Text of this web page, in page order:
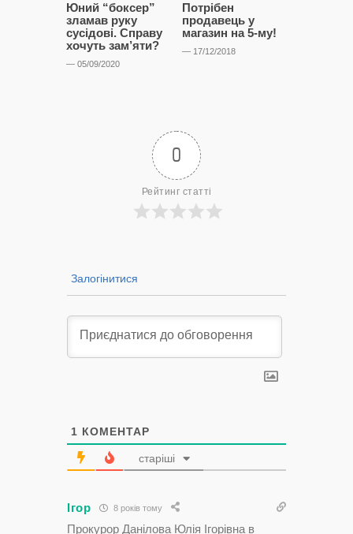
Юний “боксер”
зламав руку
сусідові. Справу
хочуть зам’яти?
— 05/09/2020
Потрібен
продавець у
магазин на 5-му!
— 17/12/2018
0
Рейтинг статті
Залогінитися
1 КОМЕНТАР
старіші
Ігор 8 років тому
Прокурор Данілова Юлія Ігорівна в